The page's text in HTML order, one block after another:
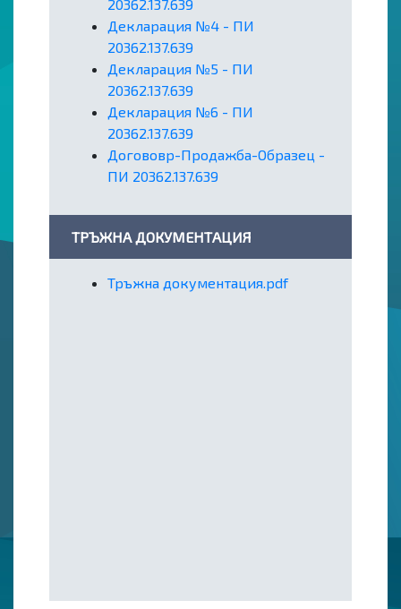
20362.137.639
Декларация №4 - ПИ
20362.137.639
Декларация №5 - ПИ
20362.137.639
Декларация №6 - ПИ
20362.137.639
Догововр-Продажба-Образец -
ПИ 20362.137.639
ТРЪЖНА ДОКУМЕНТАЦИЯ
Тръжна документация.pdf